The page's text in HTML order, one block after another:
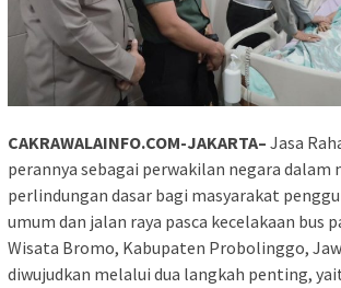
CAKRAWALAINFO.COM-JAKARTA– Jasa
perannya sebagai perwakilan negara dalam
perlindungan dasar bagi masyarakat
umum dan jalan raya pasca kecelakaan bus
Wisata Bromo, Kabupaten Probolinggo,
diwujudkan melalui dua langkah penting,